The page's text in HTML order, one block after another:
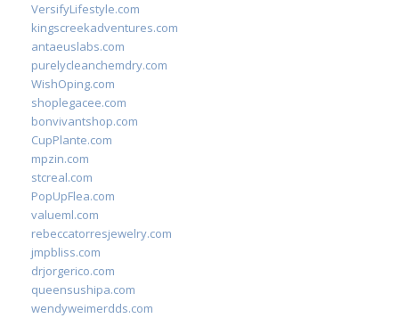
VersifyLifestyle.com
kingscreekadventures.com
antaeuslabs.com
purelycleanchemdry.com
WishOping.com
shoplegacee.com
bonvivantshop.com
CupPlante.com
mpzin.com
stcreal.com
PopUpFlea.com
valueml.com
rebeccatorresjewelry.com
jmpbliss.com
drjorgerico.com
queensushipa.com
wendyweimerdds.com